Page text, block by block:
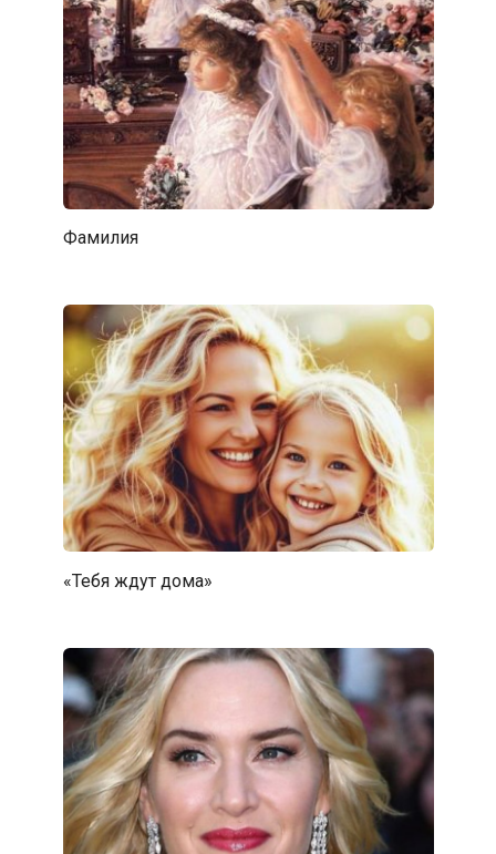
Фамилия
«Тебя ждут дома»